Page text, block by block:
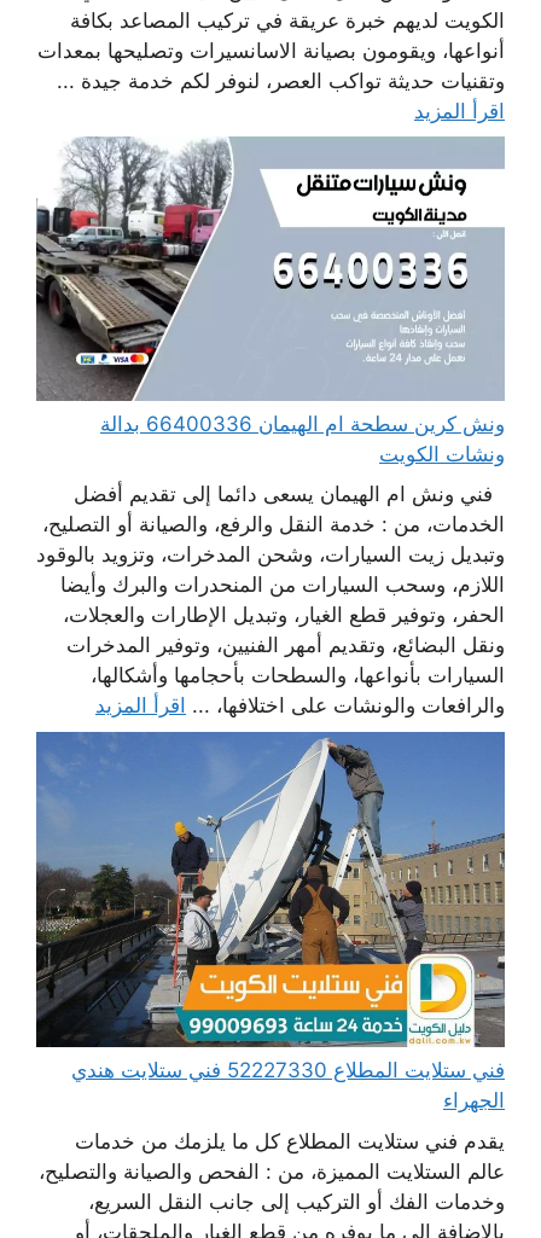
الكويت لديهم خبرة عريقة في تركيب المصاعد بكافة
أنواعها، ويقومون بصيانة الاسانسيرات وتصليحها بمعدات
وتقنيات حديثة تواكب العصر، لنوفر لكم خدمة جيدة ...
اقرأ المزيد
ونش كرين سطحة ام الهيمان 66400336 بدالة
ونشات الكويت
فني ونش ام الهيمان يسعى دائما إلى تقديم أفضل
الخدمات، من : خدمة النقل والرفع، والصيانة أو التصليح،
وتبديل زيت السيارات، وشحن المدخرات، وتزويد بالوقود
اللازم، وسحب السيارات من المنحدرات والبرك وأيضا
الحفر، وتوفير قطع الغيار، وتبديل الإطارات والعجلات،
ونقل البضائع، وتقديم أمهر الفنيين، وتوفير المدخرات
السيارات بأنواعها، والسطحات بأحجامها وأشكالها،
والرافعات والونشات على اختلافها، ... اقرأ المزيد
فني ستلايت المطلاع 52227330 فني ستلايت هندي
الجهراء
يقدم فني ستلايت المطلاع كل ما يلزمك من خدمات
عالم الستلايت المميزة، من : الفحص والصيانة والتصليح،
وخدمات الفك أو التركيب إلى جانب النقل السريع،
بالإضافة إلى ما يوفره من قطع الغيار والملحقات، أو